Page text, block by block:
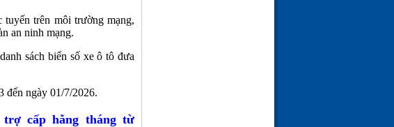
trên môi trường mạng,
an ninh mạng.
sách biển số xe ô tô đưa
đến ngày 01/7/2026.
cấp hằng tháng từ